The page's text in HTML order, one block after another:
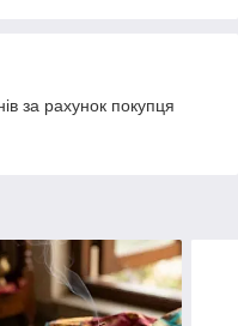
за рахунок покупця